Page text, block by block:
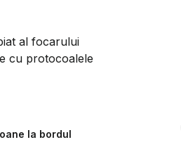
al focarului
cu protocoalele
la bordul